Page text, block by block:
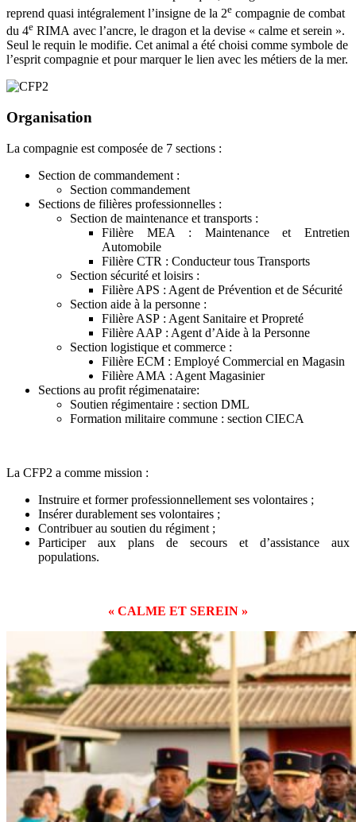
reprend quasi intégralement l’insigne de la 2e compagnie de combat
du 4e RIMA avec l’ancre, le dragon et la devise « calme et serein ».
Seul le requin le modifie. Cet animal a été choisi comme symbole de
l’esprit compagnie et pour marquer le lien avec les métiers de la mer.
Organisation
La compagnie est composée de 7 sections :
Section de commandement :
Section commandement
Sections de filières professionnelles :
Section de maintenance et transports :
Filière MEA : Maintenance et Entretien
Automobile
Filière CTR : Conducteur tous Transports
Section sécurité et loisirs :
Filière APS : Agent de Prévention et de Sécurité
Section aide à la personne :
Filière ASP : Agent Sanitaire et Propreté
Filière AAP : Agent d’Aide à la Personne
Section logistique et commerce :
Filière ECM : Employé Commercial en Magasin
Filière AMA : Agent Magasinier
Sections au profit régimenataire:
Soutien régimentaire : section DML
Formation militaire commune : section CIECA
La CFP2 a comme mission :
Instruire et former professionnellement ses volontaires ;
Insérer durablement ses volontaires ;
Contribuer au soutien du régiment ;
Participer aux plans de secours et d’assistance aux
populations.
« CALME ET SEREIN »